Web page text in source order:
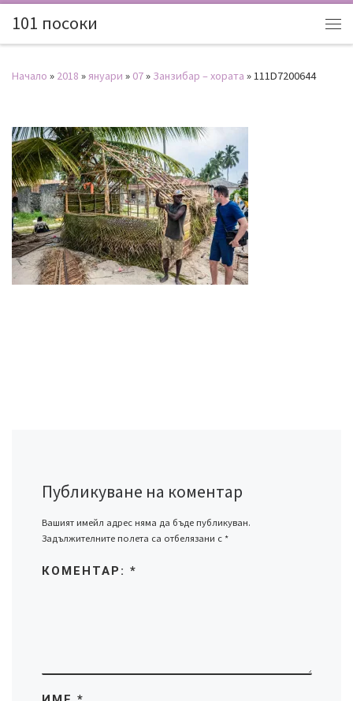
101 посоки
Начало » 2018 »януари » 07» Занзибар – хората »111D7200644
Публикуване на коментар
Вашият имейл адрес няма да бъде публикуван.
Задължителните полета са отбелязани с *
КОМЕНТАР: *